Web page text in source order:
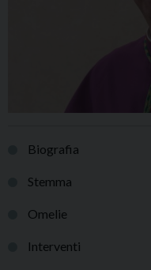
Biografia
Stemma
Omelie
Interventi